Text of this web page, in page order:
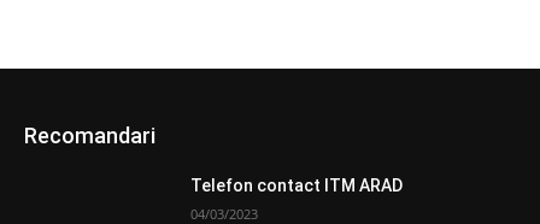
Recomandari
Telefon contact ITM ARAD
04/03/2023